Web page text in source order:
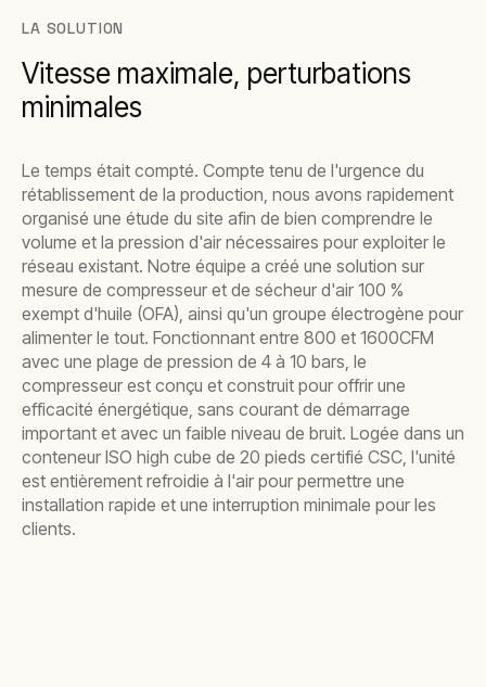
LA SOLUTION
Vitesse maximale, perturbations
minimales
Le temps était compté. Compte tenu de l'urgence du
rétablissement de la production, nous avons rapidement
organisé une étude du site afin de bien comprendre le
volume et la pression d'air nécessaires pour exploiter le
réseau existant. Notre équipe a créé une solution sur
mesure de compresseur et de sécheur d'air 100 %
exempt d'huile (OFA), ainsi qu'un groupe électrogène pour
alimenter le tout. Fonctionnant entre 800 et 1600CFM
avec une plage de pression de 4 à 10 bars, le
compresseur est conçu et construit pour offrir une
efficacité énergétique, sans courant de démarrage
important et avec un faible niveau de bruit. Logée dans un
conteneur ISO high cube de 20 pieds certifié CSC, l'unité
est entièrement refroidie à l'air pour permettre une
installation rapide et une interruption minimale pour les
clients.